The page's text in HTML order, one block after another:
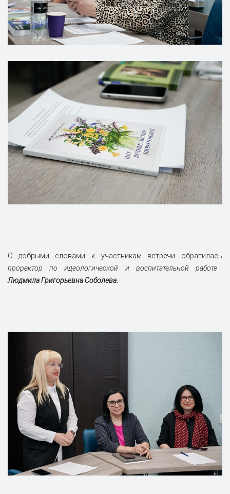
С добрыми словами к участникам встречи обратилась
проректор по идеологической и воспитательной работе
Людмила Григорьевна Соболева.